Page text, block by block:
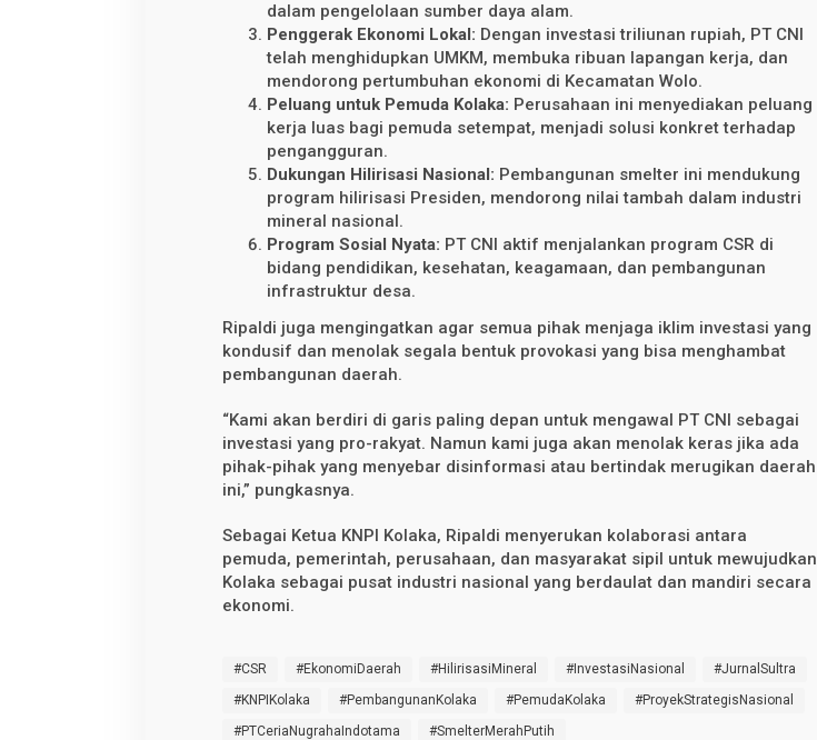
dalam pengelolaan sumber daya alam.
Penggerak Ekonomi Lokal: Dengan investasi triliunan rupiah, PT CNI
telah menghidupkan UMKM, membuka ribuan lapangan kerja, dan
mendorong pertumbuhan ekonomi di Kecamatan Wolo.
Peluang untuk Pemuda Kolaka: Perusahaan ini menyediakan peluang
kerja luas bagi pemuda setempat, menjadi solusi konkret terhadap
pengangguran.
Dukungan Hilirisasi Nasional: Pembangunan smelter ini mendukung
program hilirisasi Presiden, mendorong nilai tambah dalam industri
mineral nasional.
Program Sosial Nyata: PT CNI aktif menjalankan program CSR di
bidang pendidikan, kesehatan, keagamaan, dan pembangunan
infrastruktur desa.
Ripaldi juga mengingatkan agar semua pihak menjaga iklim investasi yang
kondusif dan menolak segala bentuk provokasi yang bisa menghambat
pembangunan daerah.
“Kami akan berdiri di garis paling depan untuk mengawal PT CNI sebagai
investasi yang pro-rakyat. Namun kami juga akan menolak keras jika ada
pihak-pihak yang menyebar disinformasi atau bertindak merugikan daerah
ini,” pungkasnya.
Sebagai Ketua KNPI Kolaka, Ripaldi menyerukan kolaborasi antara
pemuda, pemerintah, perusahaan, dan masyarakat sipil untuk mewujudkan
Kolaka sebagai pusat industri nasional yang berdaulat dan mandiri secara
ekonomi.
#CSR #EkonomiDaerah #HilirisasiMineral #InvestasiNasional
#JurnalSultra
#KNPIKolaka
#PembangunanKolaka #PemudaKolaka
#ProyekStrategisNasional
#PTCeriaNugrahaIndotama
#SmelterMerahPutih